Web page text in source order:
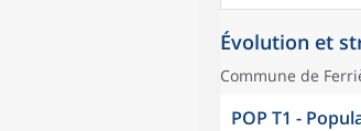
Évolution et
Commune de
POP T1 -